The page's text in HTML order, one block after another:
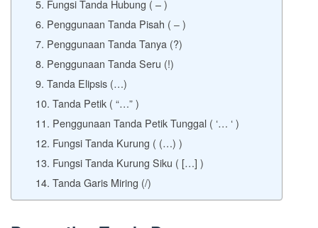
5. Fungsi Tanda Hubung ( – )
6. Penggunaan Tanda Pisah ( ‒ )
7. Penggunaan Tanda Tanya (?)
8. Penggunaan Tanda Seru (!)
9. Tanda Elipsis (…)
10. Tanda Petik ( “…” )
11. Penggunaan Tanda Petik Tunggal ( ‘… ‘ )
12. Fungsi Tanda Kurung ( (…) )
13. Fungsi Tanda Kurung Siku ( […] )
14. Tanda Garis Miring (/)